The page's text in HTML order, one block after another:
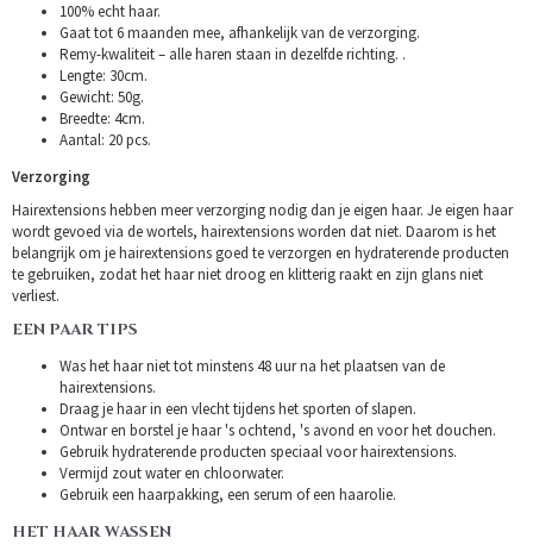
100% echt haar.
Gaat tot 6 maanden mee, afhankelijk van de verzorging.
Remy-kwaliteit – alle haren staan in dezelfde richting. .
Lengte: 30cm.
Gewicht: 50g.
Breedte: 4cm.
Aantal: 20 pcs.
Verzorging
Hairextensions hebben meer verzorging nodig dan je eigen haar. Je eigen haar
wordt gevoed via de wortels, hairextensions worden dat niet. Daarom is het
belangrijk om je hairextensions goed te verzorgen en hydraterende producten
te gebruiken, zodat het haar niet droog en klitterig raakt en zijn glans niet
verliest.
EEN PAAR TIPS
Was het haar niet tot minstens 48 uur na het plaatsen van de
hairextensions.
Draag je haar in een vlecht tijdens het sporten of slapen.
Ontwar en borstel je haar 's ochtend, 's avond en voor het douchen.
Gebruik hydraterende producten speciaal voor hairextensions.
Vermijd zout water en chloorwater.
Gebruik een haarpakking, een serum of een haarolie.
HET HAAR WASSEN